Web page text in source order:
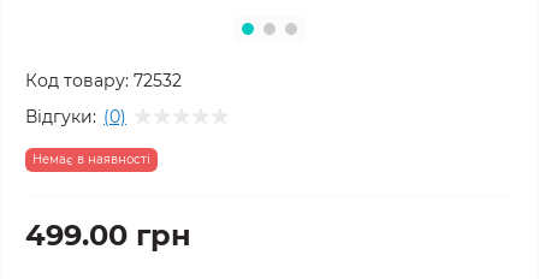
Код товару: 72532
Відгуки: (0)
Немає в наявності
499.00 грн